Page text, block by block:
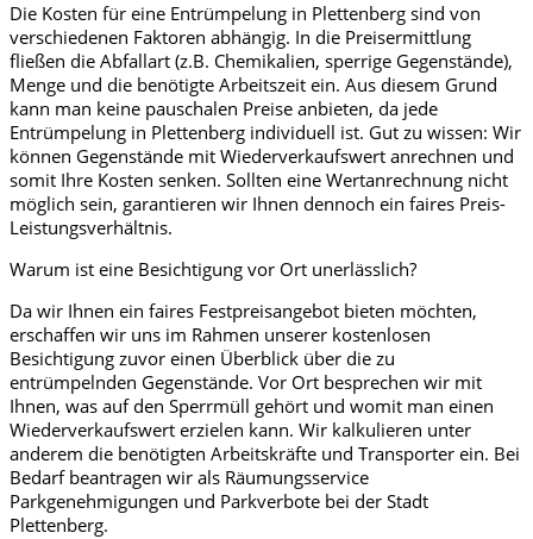
Die Kosten für eine Entrümpelung in Plettenberg sind von
verschiedenen Faktoren abhängig. In die Preisermittlung
fließen die Abfallart (z.B. Chemikalien, sperrige Gegenstände),
Menge und die benötigte Arbeitszeit ein. Aus diesem Grund
kann man keine pauschalen Preise anbieten, da jede
Entrümpelung in Plettenberg individuell ist. Gut zu wissen: Wir
können Gegenstände mit Wiederverkaufswert anrechnen und
somit Ihre Kosten senken. Sollten eine Wertanrechnung nicht
möglich sein, garantieren wir Ihnen dennoch ein faires Preis-
Leistungsverhältnis.
Warum ist eine Besichtigung vor Ort unerlässlich?
Da wir Ihnen ein faires Festpreisangebot bieten möchten,
erschaffen wir uns im Rahmen unserer kostenlosen
Besichtigung zuvor einen Überblick über die zu
entrümpelnden Gegenstände. Vor Ort besprechen wir mit
Ihnen, was auf den Sperrmüll gehört und womit man einen
Wiederverkaufswert erzielen kann. Wir kalkulieren unter
anderem die benötigten Arbeitskräfte und Transporter ein. Bei
Bedarf beantragen wir als Räumungsservice
Parkgenehmigungen und Parkverbote bei der Stadt
Plettenberg.